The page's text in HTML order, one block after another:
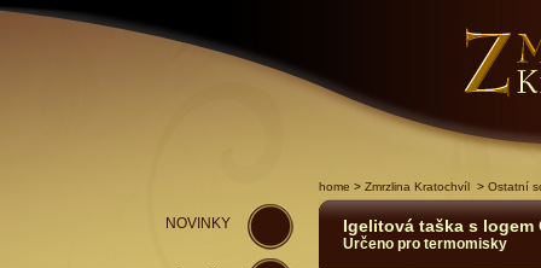
home > Zmrzlina Kratochvíl> Ostatní
Igelitová taška s logem
Určeno pro termomisky
NOVINKY